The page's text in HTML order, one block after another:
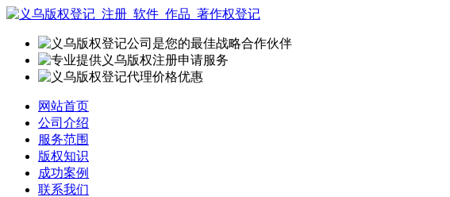
网站首页
公司介绍
服务范围
版权知识
成功案例
联系我们